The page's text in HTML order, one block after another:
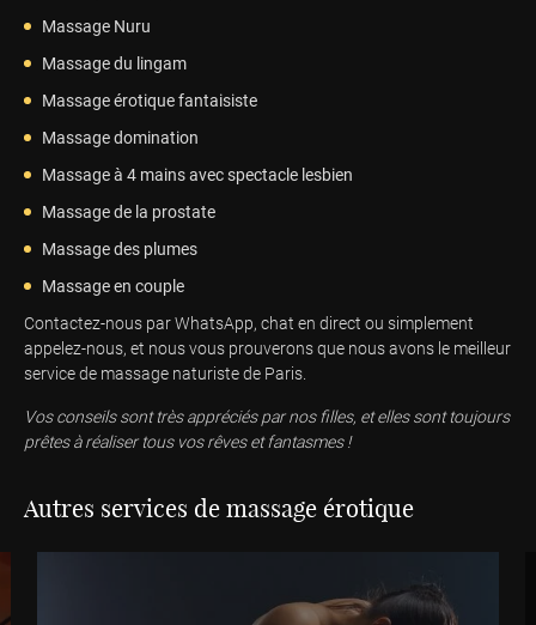
Massage Nuru
Massage du lingam
Massage érotique fantaisiste
Massage domination
Massage à 4 mains avec spectacle lesbien
Massage de la prostate
Massage des plumes
Massage en couple
Contactez-nous par WhatsApp, chat en direct ou simplement
appelez-nous, et nous vous prouverons que nous avons le meilleur
service de massage naturiste de Paris.
Vos conseils sont très appréciés par nos filles, et elles sont toujours
prêtes à réaliser tous vos rêves et fantasmes !
Autres services de massage érotique